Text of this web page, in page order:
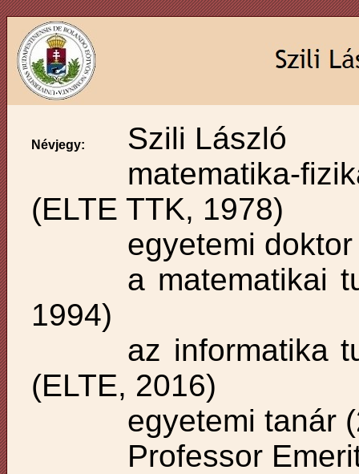
Névjegy:
Szili László
matematika-
(ELTE TTK, 1978)
egyetemi
a matematikai
1994)
az informatika
(ELTE, 2016)
egyetemi tanár
Professor